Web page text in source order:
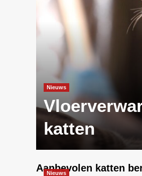
Nieuws
katten
Aanbevolen katten
Nieuws